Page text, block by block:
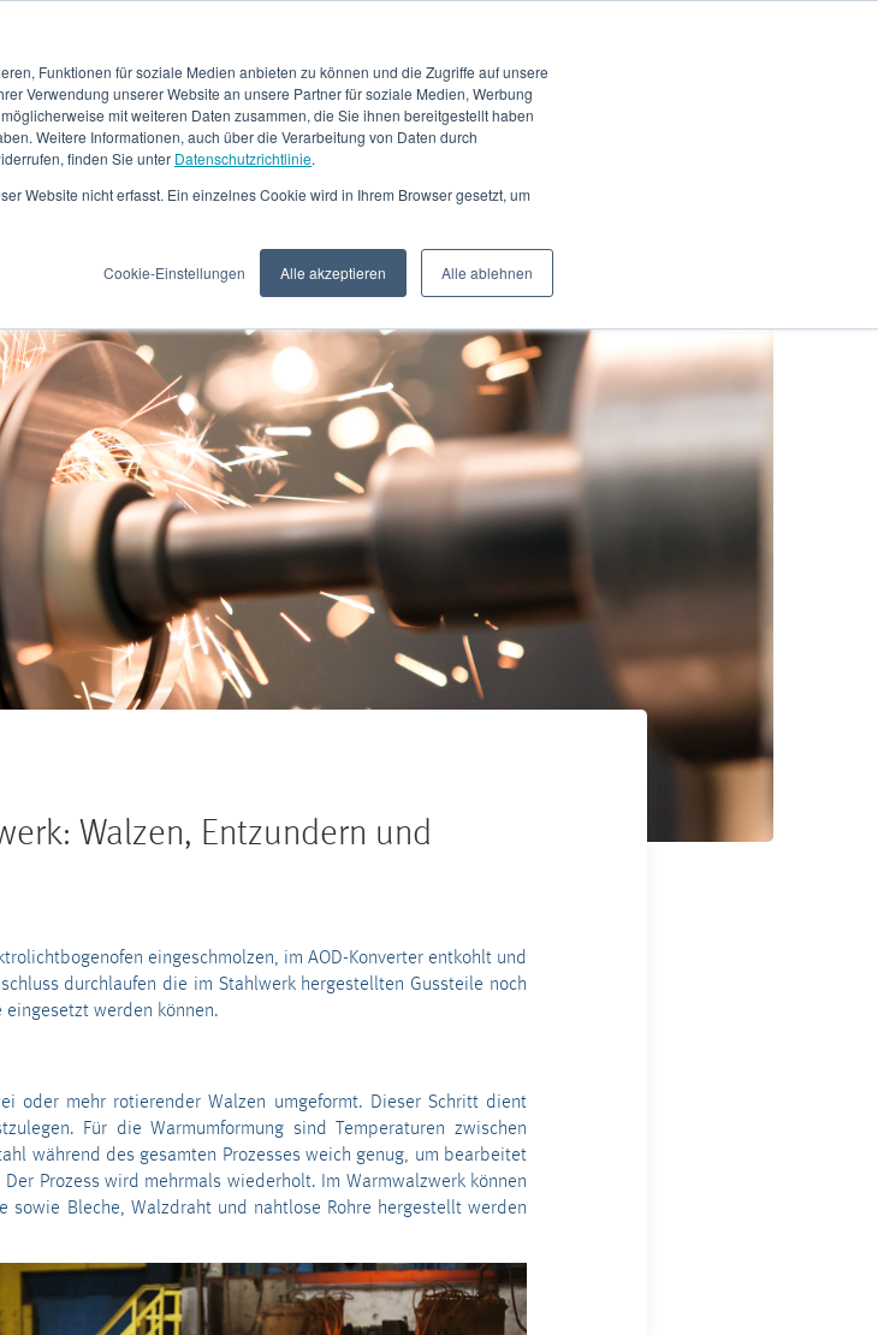
Funktionen für soziale Medien anbieten zu können und die Zugriffe auf unsere
Verwendung unserer Website an unsere Partner für soziale Medien, Werbung
mit weiteren Daten zusammen, die Sie ihnen bereitgestellt haben
Weitere Informationen, auch über die Verarbeitung von Daten durch
finden Sie unter Datenschutzrichtlinie.
Website nicht erfasst. Ein einzelnes Cookie wird in Ihrem Browser gesetzt, um
Cookie-Einstellungen Alle akzeptieren Alle ablehnen
Walzen, Entzundern und
eingeschmolzen, im AOD-Konverter entkohlt und
durchlaufen die im Stahlwerk hergestellten Gussteile noch
werden können.
oder mehr rotierender Walzen umgeformt. Dieser Schritt dient
Für die Warmumformung sind Temperaturen zwischen
während des gesamten Prozesses weich genug, um bearbeitet
Prozess wird mehrmals wiederholt. Im Warmwalzwerk können
Bleche, Walzdraht und nahtlose Rohre hergestellt werden